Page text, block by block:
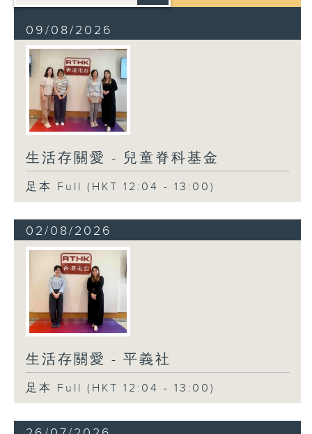
09/08/2026
生活存關愛 - 兒童脊科基金
足本 Full (HKT 12:04 - 13:00)
02/08/2026
生活存關愛 - ​平義社
足本 Full (HKT 12:04 - 13:00)